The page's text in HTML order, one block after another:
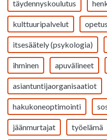
täydennyskoulutus
kulttuuripalvelut
itsesäätely (psykologia)
ihminen apuvälineet
asiantuntijaorganisaatiot
hakukoneoptimointi
jäänmurtajat työelämä